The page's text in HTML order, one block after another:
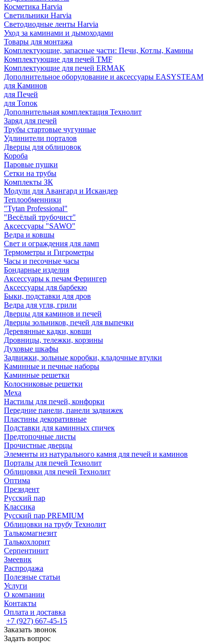
Косметика Harvia
Светильники Harvia
Светодиодные ленты Harvia
Уход за каминами и дымоходами
Товары для монтажа
Комплектующие, запасные части: Печи, Котлы, Камины
Комплектующие для печей TMF
Комплектующие для печей ERMAK
Дополнительное оборудование и аксессуары EASYSTEAM
для Каминов
для Печей
для Топок
Дополнительная комплектация Технолит
Заряд для печей
Трубы стартовые чугунные
Удлинители порталов
Дверцы для облицовок
Короба
Паровые пушки
Сетки на трубы
Комплекты ЗК
Модули для Авангард и Искандер
Теплообменники
"Tytan Professional"
"Весёлый трубочист"
Аксессуары "SAWO"
Ведра и ковшы
Свет и ограждения для ламп
Термометры и Гигрометры
Часы и песочные часы
Бондарные изделия
Аксессуары к печам Ферингер
Аксессуары для барбекю
Быки, подставки для дров
Ведра для угля, грили
Дверцы для каминов и печей
Дверцы зольников, печей для выпечки
Деревянные кадки, ковши
Дровницы, тележки, корзины
Духовые шкафы
Задвижки, зольные коробки, кладочные втулки
Каминные и печные наборы
Каминные решетки
Колосниковые решетки
Меха
Настилы для печей, конфорки
Передние панели, панели задвижек
Пластины декоративные
Подставки для каминных спичек
Предтопочные листы
Прочистные дверцы
Элементы из натурального камня для печей и каминов
Порталы для печей Технолит
Облицовки для печей Технолит
Оптима
Президент
Русский пар
Классика
Русский пар PREMIUM
Облицовки на трубу Технолит
Талькомагнезит
Талькохлорит
Серпентинит
Змеевик
Распродажа
Полезные статьи
Услуги
О компании
Контакты
Оплата и доставка
+7 (927) 667-45-15
Заказать звонок
Задать вопрос